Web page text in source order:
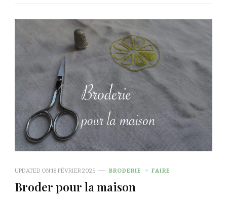
UPDATED ON18 FÉVRIER 2025 BRODERIE FAIRE
Broder pour la maison